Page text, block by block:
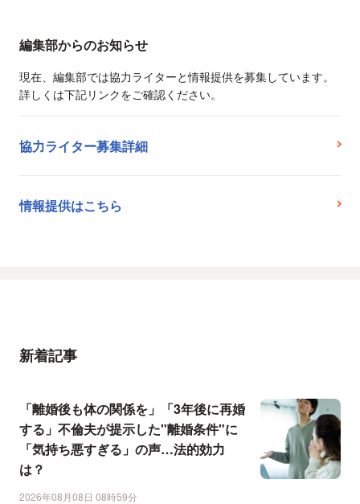
編集部からのお知らせ
現在、編集部では協力ライターと情報提供を募集しています。
詳しくは下記リンクをご確認ください。
協力ライター募集詳細
情報提供はこちら
新着記事
「離婚後も体の関係を」「3年後に再婚
する」不倫夫が提示した"離婚条件"に
「気持ち悪すぎる」の声…法的効力
は？
2026年08月08日 08時59分